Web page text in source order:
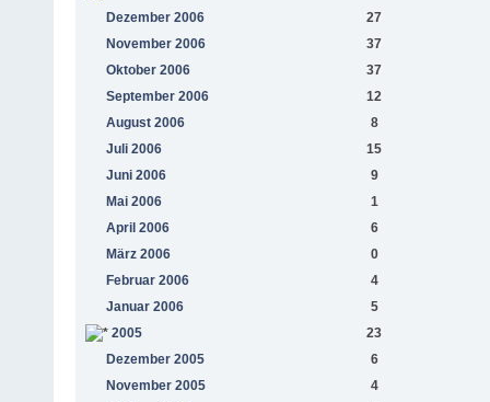
Dezember 2006
27
November 2006
37
Oktober 2006
37
September 2006
12
August 2006
8
Juli 2006
15
Juni 2006
9
Mai 2006
1
April 2006
6
März 2006
0
Februar 2006
4
Januar 2006
5
2005
23
Dezember 2005
6
November 2005
4